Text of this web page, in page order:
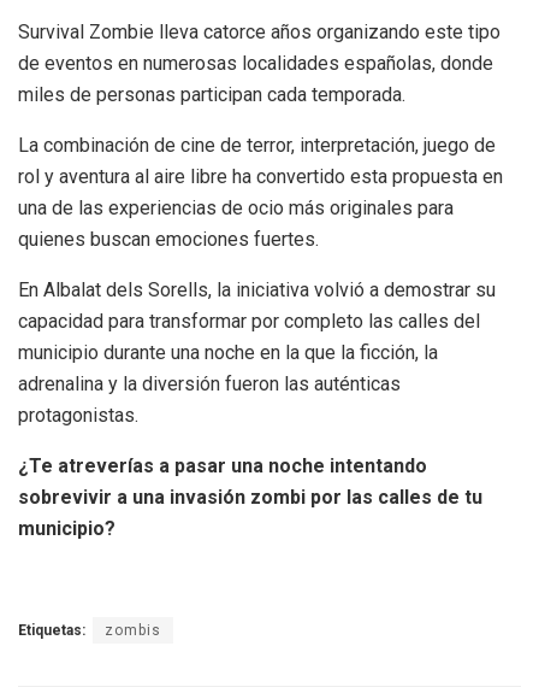
Survival Zombie lleva catorce años organizando este tipo
de eventos en numerosas localidades españolas, donde
miles de personas participan cada temporada.
La combinación de cine de terror, interpretación, juego de
rol y aventura al aire libre ha convertido esta propuesta en
una de las experiencias de ocio más originales para
quienes buscan emociones fuertes.
En Albalat dels Sorells, la iniciativa volvió a demostrar su
capacidad para transformar por completo las calles del
municipio durante una noche en la que la ficción, la
adrenalina y la diversión fueron las auténticas
protagonistas.
¿Te atreverías a pasar una noche intentando
sobrevivir a una invasión zombi por las calles de tu
municipio?
Etiquetas: zombis